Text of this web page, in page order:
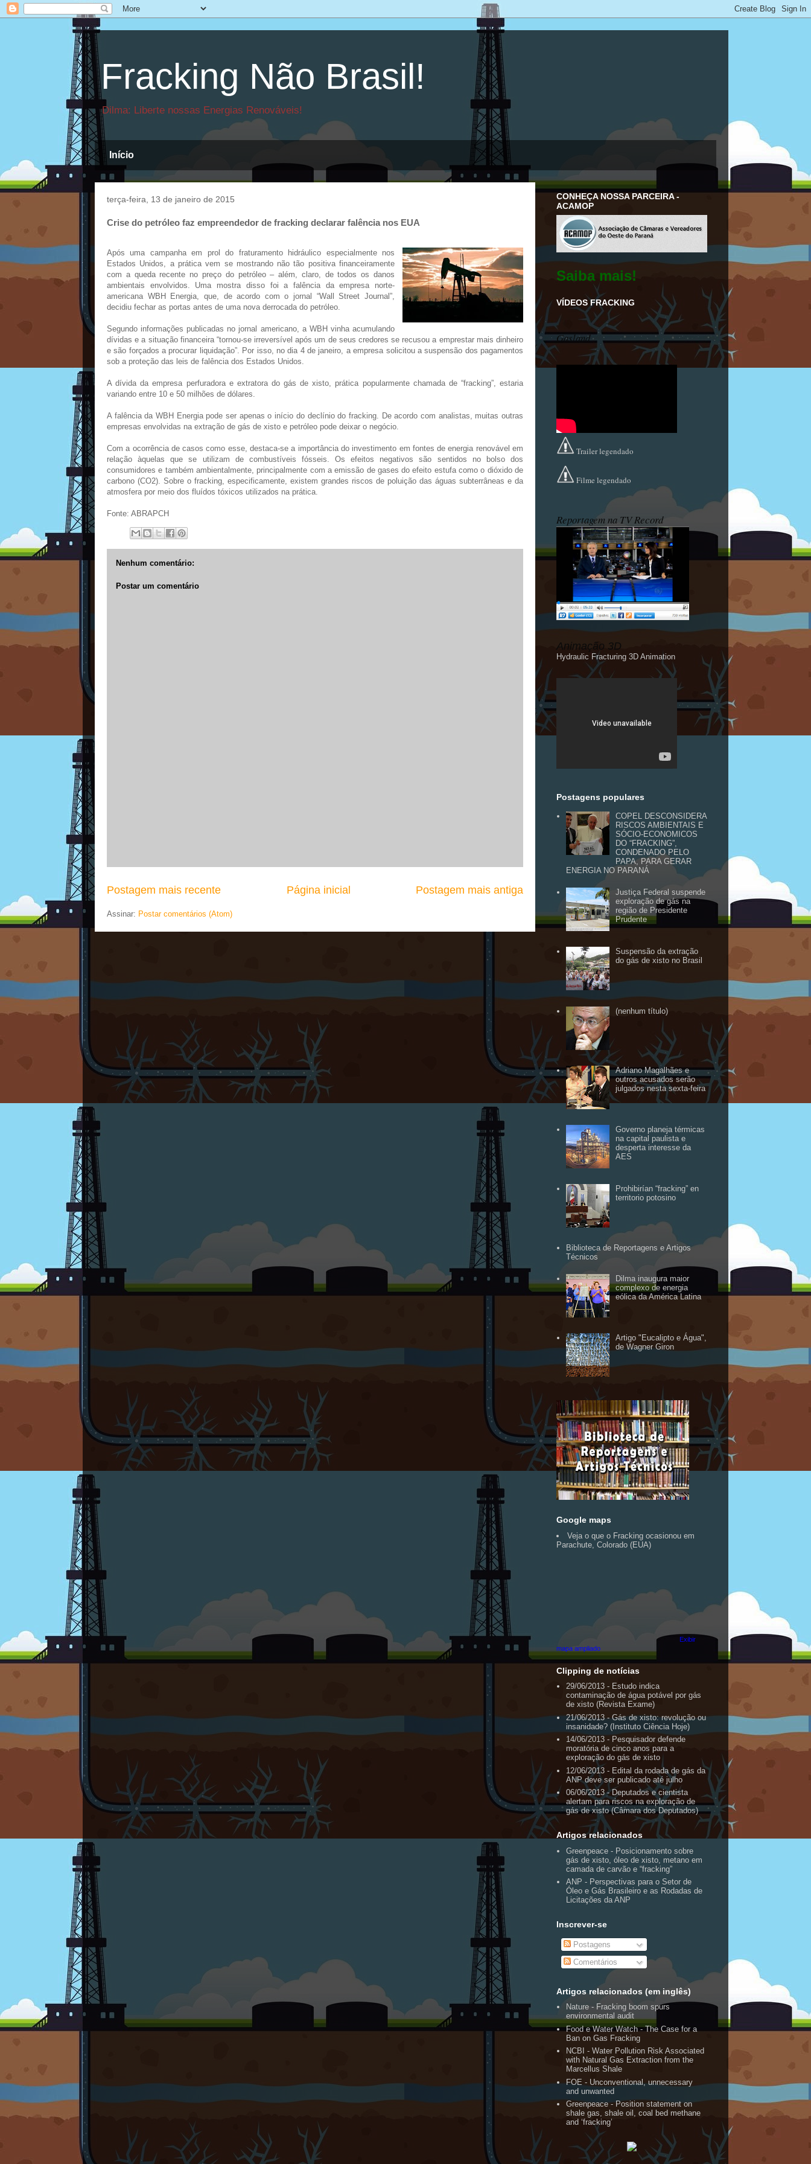
Fracking Não Brasil!
Dilma: Liberte nossas Energias Renováveis!
Início
terça-feira, 13 de janeiro de 2015
Crise do petróleo faz empreendedor de fracking declarar falência nos EUA
Após uma campanha em prol do fraturamento hidráulico especialmente nos
Estados Unidos, a prática vem se mostrando não tão positiva financeiramente
com a queda recente no preço do petróleo – além, claro, de todos os danos
ambientais envolvidos. Uma mostra disso foi a falência da empresa norte-
americana WBH Energia, que, de acordo com o jornal “Wall Street Journal”,
decidiu fechar as portas antes de uma nova derrocada do petróleo.
Segundo informações publicadas no jornal americano, a WBH vinha acumulando
dívidas e a situação financeira “tornou-se irreversível após um de seus credores se recusou a emprestar mais dinheiro
e são forçados a procurar liquidação”. Por isso, no dia 4 de janeiro, a empresa solicitou a suspensão dos pagamentos
sob a proteção das leis de falência dos Estados Unidos.
A dívida da empresa perfuradora e extratora do gás de xisto, prática popularmente chamada de “fracking”, estaria
variando entre 10 e 50 milhões de dólares.
A falência da WBH Energia pode ser apenas o início do declínio do fracking. De acordo com analistas, muitas outras
empresas envolvidas na extração de gás de xisto e petróleo pode deixar o negócio.
Com a ocorrência de casos como esse, destaca-se a importância do investimento em fontes de energia renovável em
relação àquelas que se utilizam de combustíveis fósseis. Os efeitos negativos são sentidos no bolso dos
consumidores e também ambientalmente, principalmente com a emissão de gases do efeito estufa como o dióxido de
carbono (CO2). Sobre o fracking, especificamente, existem grandes riscos de poluição das águas subterrâneas e da
atmosfera por meio dos fluídos tóxicos utilizados na prática.
Fonte: ABRAPCH
Nenhum comentário:
Postar um comentário
Postagem mais recente Postagem mais antiga
Página inicial
Assinar: Postar comentários (Atom)
CONHEÇA NOSSA PARCEIRA -
ACAMOP
Saiba mais!
VÍDEOS FRACKING
Gasland
Trailer legendado
Filme legendado
Reportagem na TV Record
Animação 3D
Hydraulic Fracturing 3D Animation
Postagens populares
COPEL DESCONSIDERA
RISCOS AMBIENTAIS E
SÓCIO-ECONOMICOS
DO “FRACKING”,
CONDENADO PELO
PAPA, PARA GERAR
ENERGIA NO PARANÁ
Justiça Federal suspende
exploração de gás na
região de Presidente
Prudente
Suspensão da extração
do gás de xisto no Brasil
(nenhum título)
Adriano Magalhães e
outros acusados serão
julgados nesta sexta-feira
Governo planeja térmicas
na capital paulista e
desperta interesse da
AES
Prohibirían “fracking” en
territorio potosino
Biblioteca de Reportagens e Artigos
Técnicos
Dilma inaugura maior
complexo de energia
eólica da América Latina
Artigo "Eucalipto e Água",
de Wagner Giron
Google maps
Veja o que o Fracking ocasionou em
Parachute, Colorado (EUA)
Exibir
mapa ampliado
Clipping de notícias
29/06/2013 - Estudo indica
contaminação de água potável por gás
de xisto (Revista Exame)
21/06/2013 - Gás de xisto: revolução ou
insanidade? (Instituto Ciência Hoje)
14/06/2013 - Pesquisador defende
moratória de cinco anos para a
exploração do gás de xisto
12/06/2013 - Edital da rodada de gás da
ANP deve ser publicado até julho
06/06/2013 - Deputados e cientista
alertam para riscos na exploração de
gás de xisto (Câmara dos Deputados)
Artigos relacionados
Greenpeace - Posicionamento sobre
gás de xisto, óleo de xisto, metano em
camada de carvão e “fracking”
ANP - Perspectivas para o Setor de
Óleo e Gás Brasileiro e as Rodadas de
Licitações da ANP
Inscrever-se
Postagens
Comentários
Artigos relacionados (em inglês)
Nature - Fracking boom spurs
environmental audit
Food e Water Watch - The Case for a
Ban on Gas Fracking
NCBI - Water Pollution Risk Associated
with Natural Gas Extraction from the
Marcellus Shale
FOE - Unconventional, unnecessary
and unwanted
Greenpeace - Position statement on
shale gas, shale oil, coal bed methane
and ‘fracking’